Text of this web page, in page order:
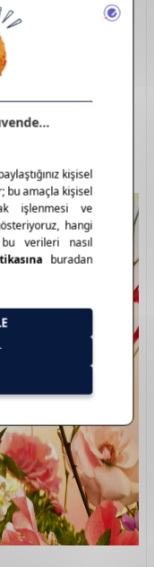
ustalıkla işleyen
“Shalimar” ve
Sofistike
markanın
segmentte yer alır.